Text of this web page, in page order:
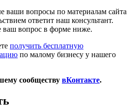
ваши вопросы по материалам сайта
ответит наш консультант.
ваш вопрос в форме ниже.
получить бесплатную
по малому бизнесу у нашего
сообществу вКонтакте.